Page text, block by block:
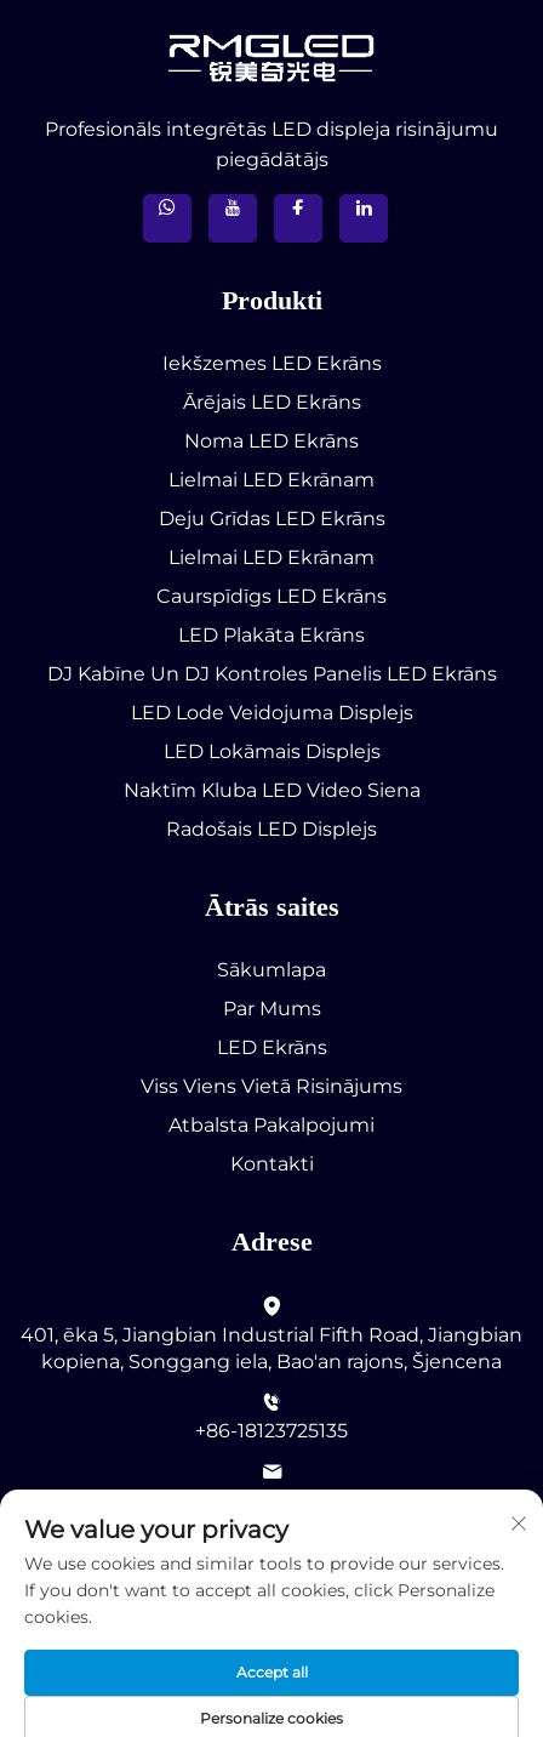
Profesionāls integrētās LED displeja risinājumu
piegādātājs
Produkti
Iekšzemes LED Ekrāns
Ārējais LED Ekrāns
Noma LED Ekrāns
Lielmai LED Ekrānam
Deju Grīdas LED Ekrāns
Lielmai LED Ekrānam
Caurspīdīgs LED Ekrāns
LED Plakāta Ekrāns
DJ Kabīne Un DJ Kontroles Panelis LED Ekrāns
LED Lode Veidojuma Displejs
LED Lokāmais Displejs
Naktīm Kluba LED Video Siena
Radošais LED Displejs
Ātrās saites
Sākumlapa
Par Mums
LED Ekrāns
Viss Viens Vietā Risinājums
Atbalsta Pakalpojumi
Kontakti
Adrese
401, ēka 5, Jiangbian Industrial Fifth Road, Jiangbian
kopiena, Songgang iela, Bao'an rajons, Šjencena
+86-18123725135
Autortiesības © 2025 ar visām tiesībām patur Shenzhen
RMG Optoelectronics Co., Ltd. -
politika
We value your privacy
We use cookies and similar tools to provide our services.
If you don't want to accept all cookies, click Personalize
cookies.
Personalize cookies
Accept all